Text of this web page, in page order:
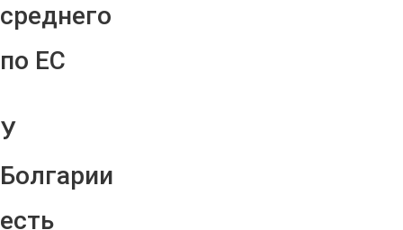
среднего
по ЕС
У
Болгарии
есть